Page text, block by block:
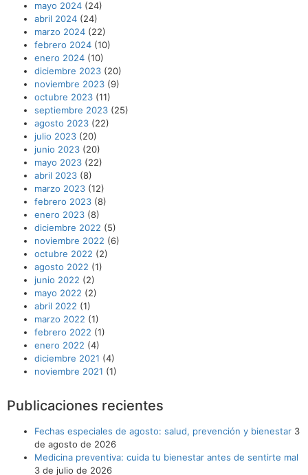
mayo 2024 (24)
abril 2024 (24)
marzo 2024 (22)
febrero 2024 (10)
enero 2024 (10)
diciembre 2023 (20)
noviembre 2023 (9)
octubre 2023 (11)
septiembre 2023 (25)
agosto 2023 (22)
julio 2023 (20)
junio 2023 (20)
mayo 2023 (22)
abril 2023 (8)
marzo 2023 (12)
febrero 2023 (8)
enero 2023 (8)
diciembre 2022 (5)
noviembre 2022 (6)
octubre 2022 (2)
agosto 2022 (1)
junio 2022 (2)
mayo 2022 (2)
abril 2022 (1)
marzo 2022 (1)
febrero 2022 (1)
enero 2022 (4)
diciembre 2021 (4)
noviembre 2021 (1)
Publicaciones recientes
Fechas especiales de agosto: salud, prevención y bienestar 3
de agosto de 2026
Medicina preventiva: cuida tu bienestar antes de sentirte mal
3 de julio de 2026